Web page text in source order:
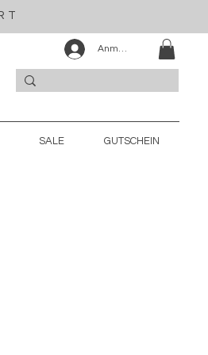
Anmelden
SALE GUTSCHEIN